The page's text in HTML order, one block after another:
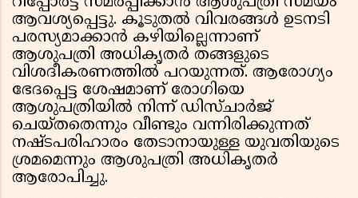
ആവശ്യപ്പെട്ടു. കൂടുതല്‍ വിവരങ്ങള്‍ ഉടനടി
പരസ്യമാക്കാന്‍ കഴിയില്ലെന്നാണ്
ആശുപത്രി അധികൃതര്‍ തങ്ങളുടെ
വിശദീകരണത്തില്‍ പറയുന്നത്. ആരോഗ്യം
ഭേദപ്പെട്ട ശേഷമാണ് രോഗിയെ
ആശുപത്രിയില്‍ നിന്ന് ഡിസ്ചാര്‍ജ്
ചെയ്തതെന്നും വീണ്ടും വന്നിരിക്കുന്നത്
നഷ്ടപരിഹാരം തേടാനായുള്ള യുവതിയുടെ
ശ്രമമെന്നും ആശുപത്രി അധികൃതര്‍
ആരോപിച്ചു.